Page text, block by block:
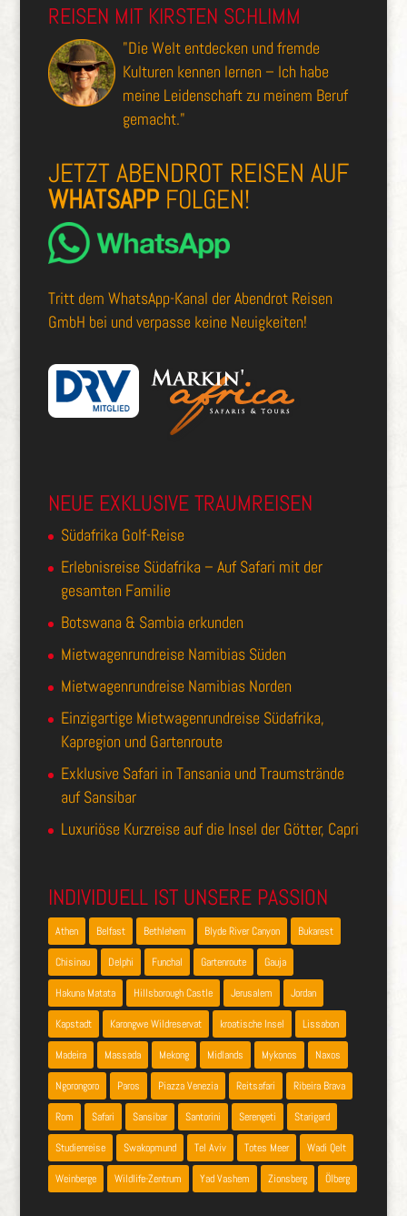
REISEN MIT KIRSTEN SCHLIMM
"Die Welt entdecken und fremde
Kulturen kennen lernen – Ich habe
meine Leidenschaft zu meinem Beruf
gemacht."
JETZT ABENDROT REISEN AUF
WHATSAPPFOLGEN!
Tritt dem WhatsApp-Kanal der Abendrot Reisen
GmbH bei und verpasse keine Neuigkeiten!
NEUE EXKLUSIVE TRAUMREISEN
Südafrika Golf-Reise
Erlebnisreise Südafrika – Auf Safari mit der
gesamten Familie
Botswana & Sambia erkunden
Mietwagenrundreise Namibias Süden
Mietwagenrundreise Namibias Norden
Einzigartige Mietwagenrundreise Südafrika,
Kapregion und Gartenroute
Exklusive Safari in Tansania und Traumstrände
auf Sansibar
Luxuriöse Kurzreise auf die Insel der Götter, Capri
INDIVIDUELL IST UNSERE PASSION
Athen Belfast Bethlehem Blyde River Canyon Bukarest
Chisinau Delphi Funchal Gartenroute Gauja
Hakuna Matata Hillsborough Castle Jerusalem Jordan
Kapstadt Karongwe Wildreservat kroatische Insel Lissabon
Madeira Massada Mekong Midlands Mykonos Naxos
Ngorongoro Paros Piazza Venezia Reitsafari Ribeira Brava
Rom Safari Sansibar Santorini Serengeti Starigard
Studienreise Swakopmund Tel Aviv Totes Meer Wadi Qelt
Weinberge Wildlife-Zentrum Yad Vashem Zionsberg Ölberg